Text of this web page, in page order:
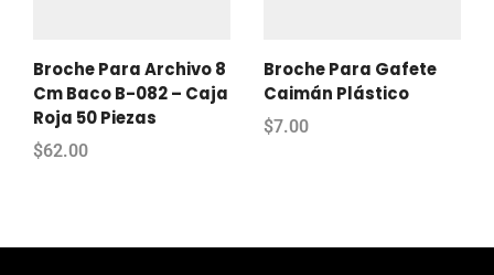
Broche Para Archivo 8
Cm Baco B-082 – Caja
Roja 50 Piezas
$62.00
Broche Para Gafete
Caimán Plástico
$7.00